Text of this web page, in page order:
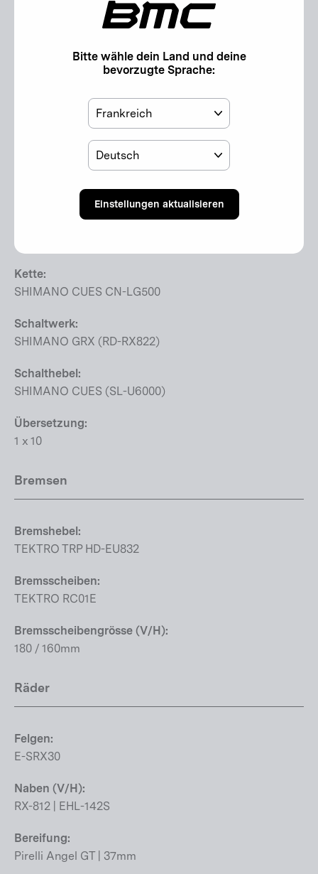
Kettenblätter:
SHIMANO CUES (CS-LG400-10)
Kette:
SHIMANO CUES CN-LG500
Schaltwerk:
SHIMANO GRX (RD-RX822)
Schalthebel:
SHIMANO CUES (SL-U6000)
Übersetzung:
1 x 10
Bremsen
Bremshebel:
TEKTRO TRP HD-EU832
Bremsscheiben:
TEKTRO RC01E
Bremsscheibengrösse (V/H):
180 / 160mm
Räder
Felgen:
E-SRX30
Naben (V/H):
RX-812 | EHL-142S
Bereifung:
Pirelli Angel GT | 37mm
Bitte wähle dein Land und deine
bevorzugte Sprache:
Land
Sprache
Einstellungen aktualisieren